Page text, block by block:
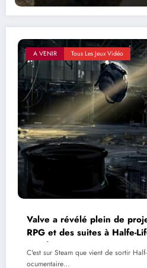
A VENIR Tous Les Jeux Vidéo
Valve a révélé plein de
RPG et des suites à Halfe-
Dead
C'est sur Steam que vient de sortir
ocumentaire…